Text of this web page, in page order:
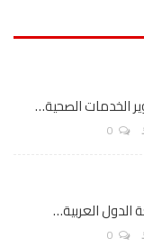
الدول العربية…